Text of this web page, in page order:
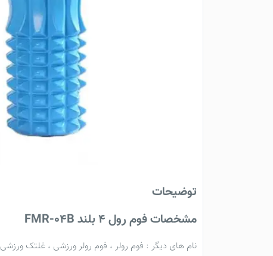
توضیحات
مشخصات فوم‌ رول 4 بلند FMR-04B
نام های دیگر : فوم رولر ، فوم رولر ورزشی ، غلتک ورزشی